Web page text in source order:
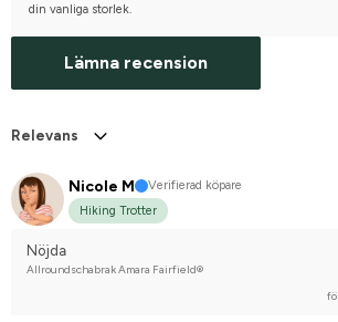
din vanliga storlek.
Lämna recension
Relevans
Nicole M
Verifierad köpare
Hiking Trotter
Nöjda
Allroundschabrak Amara Fairfield®